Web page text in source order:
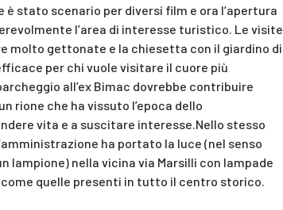
stato scenario per diversi film e ora l’apertura
l’area di interesse turistico. Le visite
molto gettonate e la chiesetta con il giardino di
per chi vuole visitare il cuore più
all’ex Bimac dovrebbe contribuire
rione che ha vissuto l’epoca dello
vita e a suscitare interesse.Nello stesso
ha portato la luce (nel senso
lampione) nella vicina via Marsilli con lampade
quelle presenti in tutto il centro storico.